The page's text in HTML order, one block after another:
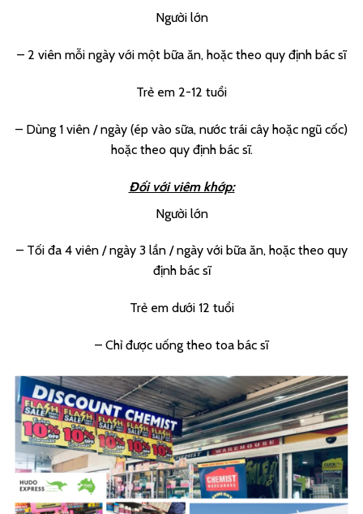
Người lớn
– 2 viên mỗi ngày với một bữa ăn, hoặc theo quy định bác sĩ
Trẻ em 2-12 tuổi
– Dùng 1 viên / ngày (ép vào sữa, nước trái cây hoặc ngũ cốc)
hoặc theo quy định bác sĩ.
Đối với viêm khớp:
Người lớn
– Tối đa 4 viên / ngày 3 lần / ngày với bữa ăn, hoặc theo quy
định bác sĩ
Trẻ em dưới 12 tuổi
– Chỉ được uống theo toa bác sĩ